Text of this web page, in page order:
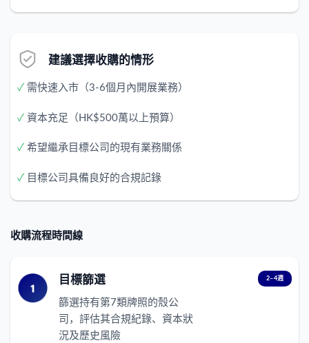
建議選擇收購的情形
✓ 需快速入市（3-6個月內開展業務）
✓ 資本充足（HK$500萬以上預算）
✓ 希望繼承目標公司的現有業務關係
✓ 目標公司具備良好的合規記錄
收購流程時間線
目標篩選
篩選持有第7類牌照的殼公
司，評估其合規紀錄、資本狀
況及歷史風險
2–4週